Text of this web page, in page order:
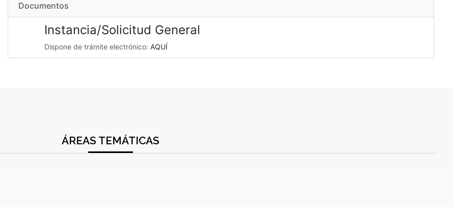
Documentos
Instancia/Solicitud General
Dispone de trámite electrónico:AQUÍ
ÁREAS TEMÁTICAS